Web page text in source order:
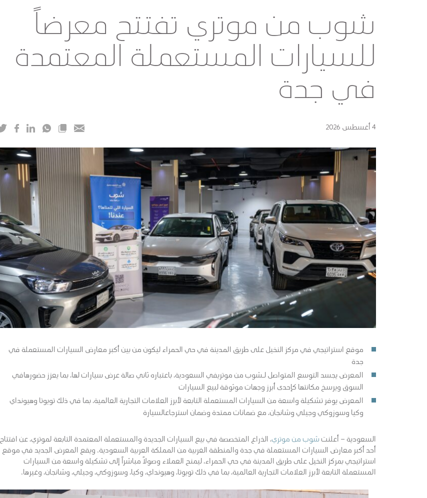
شوب من موتري تفتتح معرضاً
للسيارات المستعملة المعتمدة
في جدة
4 أغسطس 2026
موقع استراتيجي في مركز النخيل على طريق المدينة في حي الحمراء ليكون من بين أكبر معارض السيارات المستعملة في
جدة
المعرض يجسد التوسع المتواصل لـشوب من موتريفي السعودية، باعتباره ثاني صالة عرض سيارات لها، بما يعزز حضورهافي
السوق ويرسخ مكانتها كإحدى أبرز وجهات موثوقة لبيع السيارات
المعرض يوفر تشكيلة واسعة من السيارات المستعملة التابعة لأبرز العلامات التجارية العالمية، بما في ذلك تويوتا وهيونداي
وكيا وسوزوكي وجيلي وشانجان، مع ضمانات ممتدة وضمان استرجاعالسيارة
السعودية – أعلنتشوب من موتري، الذراع المتخصصة في بيع السيارات الجديدة والمستعملة المعتمدة التابعة لموتري، عن افتتاح
أحد أكبر معارض السيارات المستعملة في جدة والمنطقة الغربية من المملكة العربية السعودية. ويقع المعرض الجديد في موقع
استراتيجي بمركز النخيل على طريق المدينة في حي الحمراء، ليمنح العملاء وصولاً مباشراً إلى تشكيلة واسعة من السيارات
المستعملة التابعة لأبرز العلامات التجارية العالمية، بما في ذلك تويوتا، وهيونداي، وكيا، وسوزوكي، وجيلي، وشانجان، وغيرها.